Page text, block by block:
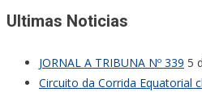
Ultimas Noticias
JORNAL A TRIBUNA Nº 339 5
Circuito da Corrida Equatorial